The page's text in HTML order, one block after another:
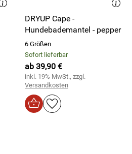
DRYUP Cape -
Hundebademantel - pepper
6 Größen
Sofort lieferbar
ab 39,90 €
inkl. 19% MwSt., zzgl.
Versandkosten